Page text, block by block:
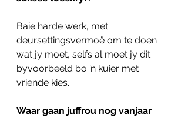
Baie harde werk, met
deursettingsvermoë om te doen
wat jy moet, selfs al moet jy dit
byvoorbeeld bo ’n kuier met
vriende kies.
Waar gaan juffrou nog vanjaar